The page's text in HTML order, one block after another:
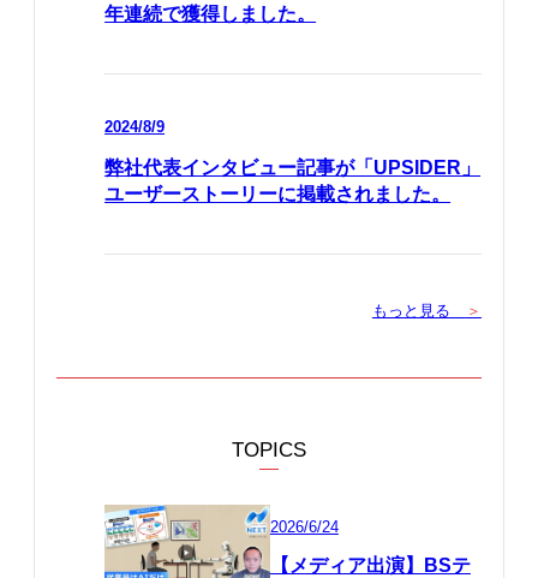
年連続で獲得しました。
2024/8/9
弊社代表インタビュー記事が「UPSIDER」
ユーザーストーリーに掲載されました。
もっと見る ＞
TOPICS
2026/6/24
【メディア出演】BSテ